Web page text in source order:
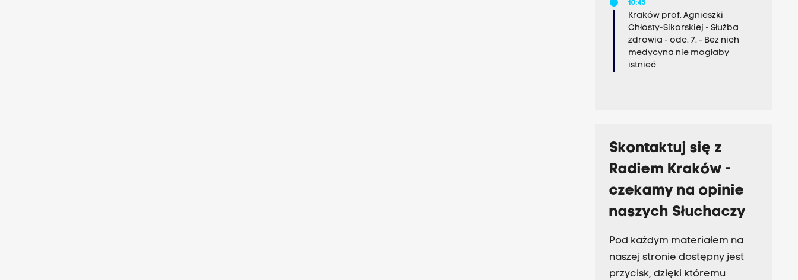
10:45
Kraków prof. Agnieszki
Chłosty-Sikorskiej - Służba
zdrowia - odc. 7. - Bez nich
medycyna nie mogłaby
istnieć
Skontaktuj się z
Radiem Kraków -
czekamy na opinie
naszych Słuchaczy
Pod każdym materiałem na
naszej stronie dostępny jest
przycisk, dzięki któremu